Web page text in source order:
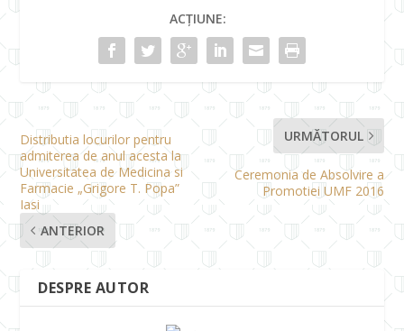
ACȚIUNE:
Distributia locurilor pentru
admiterea de anul acesta la
Universitatea de Medicina si
Farmacie „Grigore T. Popa”
Iasi
ANTERIOR
URMĂTORUL
Ceremonia de Absolvire a
Promotiei UMF 2016
DESPRE AUTOR